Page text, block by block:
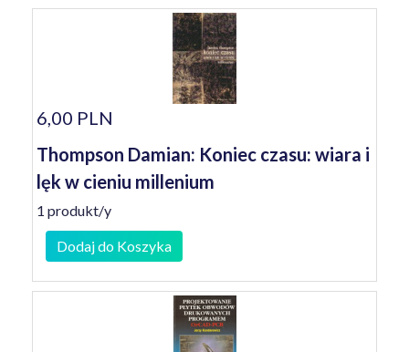
6,00 PLN
Thompson Damian: Koniec czasu: wiara i
lęk w cieniu millenium
1 produkt/y
Dodaj do Koszyka